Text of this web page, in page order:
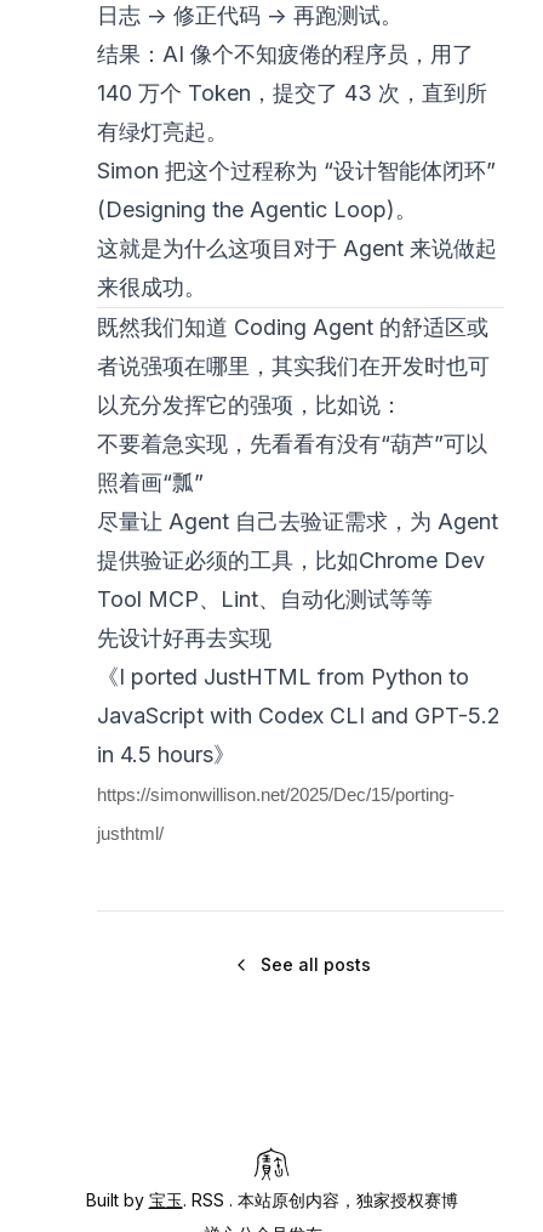
日志 -> 修正代码 -> 再跑测试。
结果：AI 像个不知疲倦的程序员，用了
140 万个 Token，提交了 43 次，直到所
有绿灯亮起。
Simon 把这个过程称为 “设计智能体闭环”
(Designing the Agentic Loop)。
这就是为什么这项目对于 Agent 来说做起
来很成功。
既然我们知道 Coding Agent 的舒适区或
者说强项在哪里，其实我们在开发时也可
以充分发挥它的强项，比如说：
不要着急实现，先看看有没有“葫芦”可以
照着画“瓢”
尽量让 Agent 自己去验证需求，为 Agent
提供验证必须的工具，比如Chrome Dev
Tool MCP、Lint、自动化测试等等
先设计好再去实现
《I ported JustHTML from Python to
JavaScript with Codex CLI and GPT-5.2
in 4.5 hours》
https://simonwillison.net/2025/Dec/15/porting-
justhtml/
See all posts
Built by 宝玉. RSS . 本站原创内容，独家授权赛博